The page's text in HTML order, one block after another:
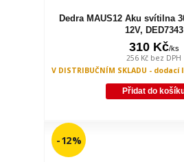
Dedra MAUS12 Aku svítilna
12V, DED7343
310 Kč/ks
256 Kč bez DPH
V DISTRIBUČNÍM SKLADU -
Přidat do
- 12 %